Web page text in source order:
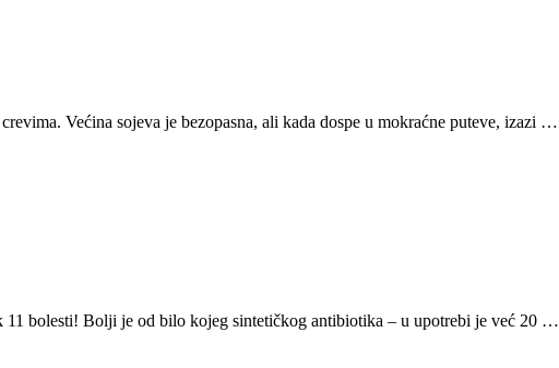
Većina sojeva je bezopasna, ali kada dospe u mokraćne puteve, izazi …
11 bolesti! Bolji je od bilo kojeg sintetičkog antibiotika – u upotrebi je već 20 …